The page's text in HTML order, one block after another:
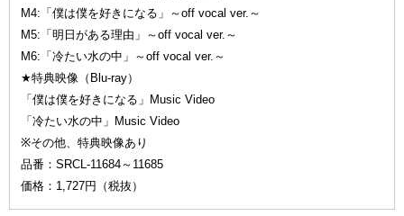
M4:「僕は僕を好きになる」～off vocal ver.～
M5:「明日がある理由」～off vocal ver.～
M6:「冷たい水の中」～off vocal ver.～
★特典映像（Blu-ray）
「僕は僕を好きになる」Music Video
「冷たい水の中」Music Video
※その他、特典映像あり
品番：SRCL-11684～11685
価格：1,727円（税抜）